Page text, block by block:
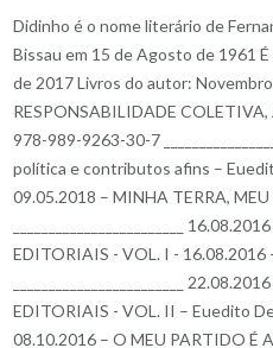
Didinho é o nome literário de
Bissau em 15 de Agosto de 1961
de 2017 Livros do autor:
RESPONSABILIDADE
978-989-9263-30-7
política e contributos afins – Euedito
09.05.2018 – MINHA TERRA,
________________________
EDITORIAIS - VOL. I -
________________________
EDITORIAIS - VOL. II – Euedito
08.10.2016 – O MEU PARTIDO É